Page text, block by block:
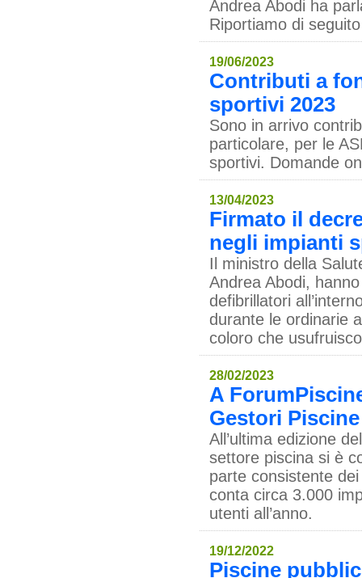
Andrea Abodi ha
Riportiamo di
19/06/2023
Contributi a
sportivi 2023
Sono in arrivo
particolare, per le
sportivi. Domande
13/04/2023
Firmato il
negli impianti
Il ministro della
Andrea Abodi,
defibrillatori
durante le ordinarie
coloro che
28/02/2023
A
Gestori Piscine
All’ultima edizione
settore piscina si è
parte consistente
conta circa 3.000
utenti all’anno.
19/12/2022
Piscine